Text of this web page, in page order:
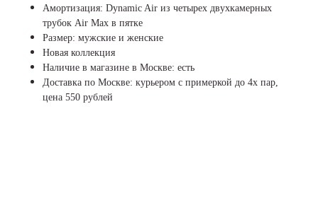
Амортизация: Dynamic Air из четырех двухкамерных
трубок Air Max в пятке
Размер: мужские и женские
Новая коллекция
Наличие в магазине в Москве: есть
Доставка по Москве: курьером с примеркой до 4х пар,
цена 550 рублей